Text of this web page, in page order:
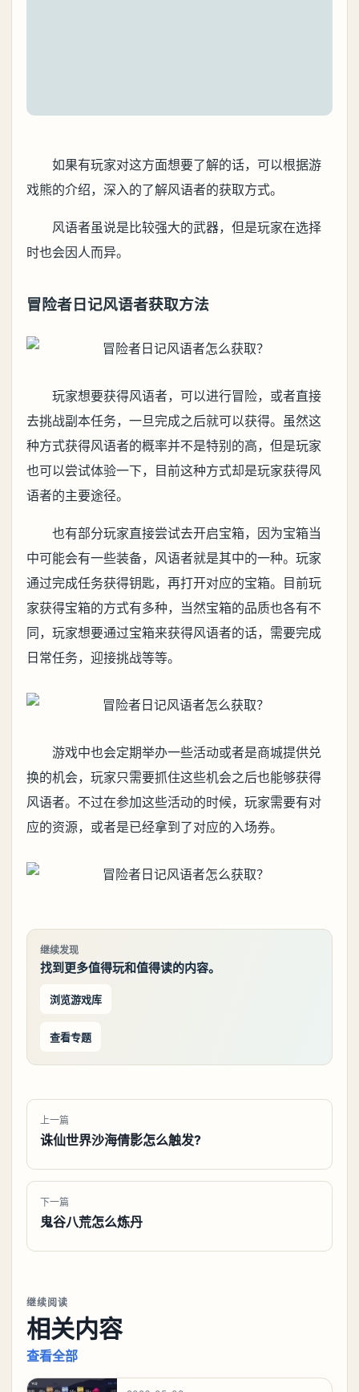
如果有玩家对这方面想要了解的话，可以根据游
戏熊的介绍，深入的了解风语者的获取方式。
风语者虽说是比较强大的武器，但是玩家在选择
时也会因人而异。
冒险者日记风语者获取方法
玩家想要获得风语者，可以进行冒险，或者直接
去挑战副本任务，一旦完成之后就可以获得。虽然这
种方式获得风语者的概率并不是特别的高，但是玩家
也可以尝试体验一下，目前这种方式却是玩家获得风
语者的主要途径。
也有部分玩家直接尝试去开启宝箱，因为宝箱当
中可能会有一些装备，风语者就是其中的一种。玩家
通过完成任务获得钥匙，再打开对应的宝箱。目前玩
家获得宝箱的方式有多种，当然宝箱的品质也各有不
同，玩家想要通过宝箱来获得风语者的话，需要完成
日常任务，迎接挑战等等。
游戏中也会定期举办一些活动或者是商城提供兑
换的机会，玩家只需要抓住这些机会之后也能够获得
风语者。不过在参加这些活动的时候，玩家需要有对
应的资源，或者是已经拿到了对应的入场券。
继续发现
找到更多值得玩和值得读的内容。
浏览游戏库
查看专题
上一篇
诛仙世界沙海倩影怎么触发?
下一篇
鬼谷八荒怎么炼丹
继续阅读
相关内容
查看全部